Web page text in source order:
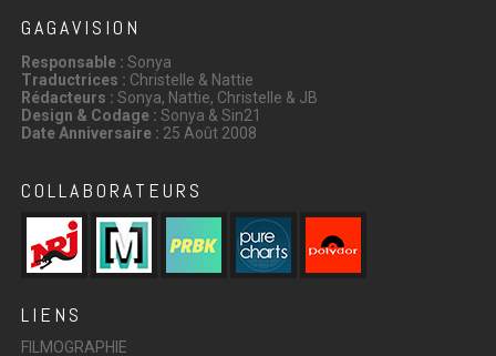
GAGAVISION
Responsable : Sonya
Traductrices : Christelle & Nattie
Rédacteurs : Sonya, Nattie, Christelle & JB
Design & Codage : Sonya & Sin21
Date Anniversaire : 25 Août 2008
COLLABORATEURS
LIENS
FILMOGRAPHIE